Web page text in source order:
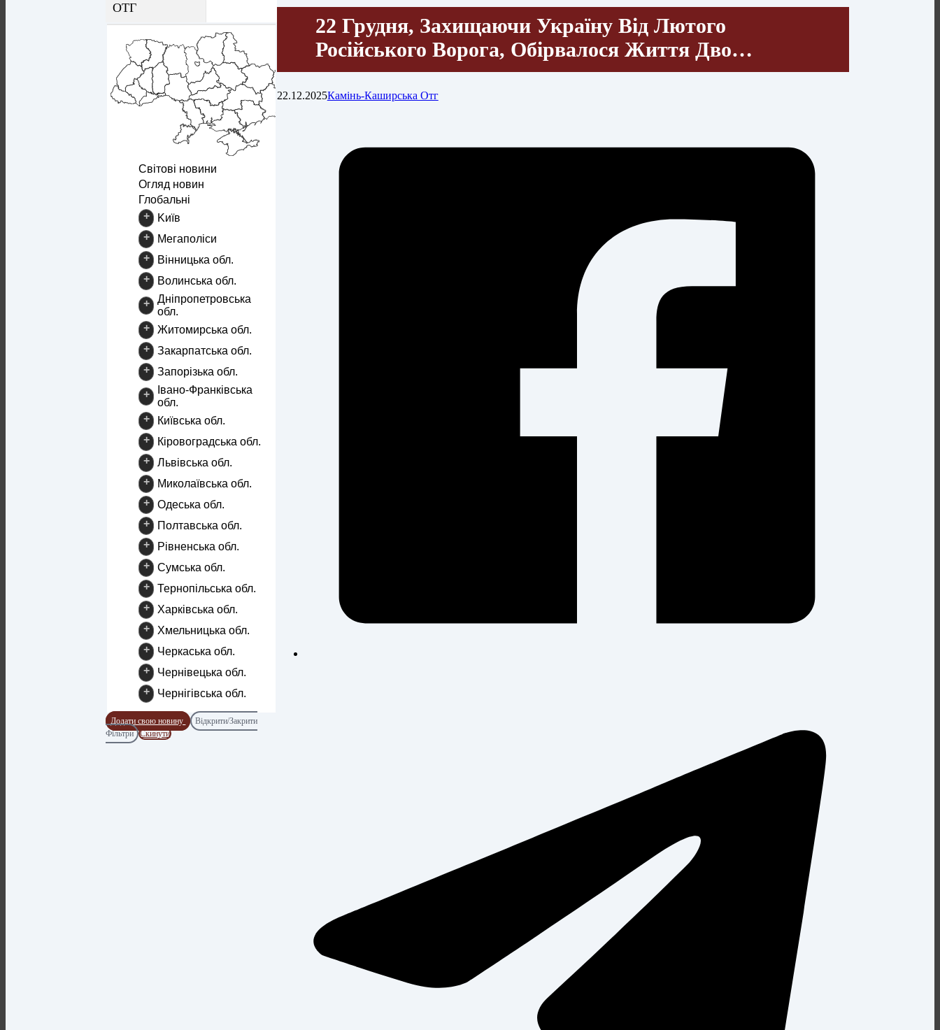
ОТГ
Світові новини
Огляд новин
Глобальні
+
Kиїв
+
Mегаполіси
+
Вінницька обл.
+
Волинська обл.
+
Дніпропетровська
обл.
+
Житомирська обл.
+
Закарпатська обл.
+
Запорізька обл.
+
Івано-Франківська
обл.
+
Київська обл.
+
Кіровоградська обл.
+
Львівська обл.
+
Миколаївська обл.
+
Одеська обл.
+
Полтавська обл.
+
Рівненська обл.
+
Сумська обл.
+
Тернопільська обл.
+
Харківська обл.
+
Хмельницька обл.
+
Черкаська обл.
+
Чернівецька обл.
+
Чернігівська обл.
Додати свою новину
Відкрити/Закрити
Фільтри
Скинути
22 Грудня, Захищаючи Україну Від Лютого
Російського Ворога, Обірвалося Життя Дво…
22.12.2025Камінь-Каширська Отг